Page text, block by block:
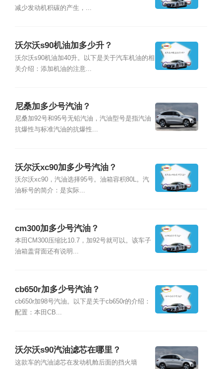
减少发动机积碳的产生，...
沃尔沃s90机油加多少升？
沃尔沃s90机油加40升。以下是关于汽车机油的相
关介绍：添加机油的注意...
尼桑加多少号汽油？
尼桑加92号和95号无铅汽油，汽油型号是指汽油
抗爆性与标准汽油的抗爆性...
沃尔沃xc90加多少号汽油？
沃尔沃xc90，汽油选择95号。油箱容积80L。汽
油标号的简介：是实际...
cm300加多少号汽油？
本田CM300压缩比10.7，加92号就可以。该车子
油箱盖背面还有说明...
cb650r加多少号汽油？
cb650r加98号汽油。以下是关于cb650r的介绍：
配置：本田CB...
沃尔沃s90汽油滤芯在哪里？
这款车的汽油滤芯在发动机舱后面的挡火墙